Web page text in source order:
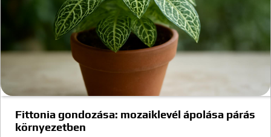
Fittonia gondozása: mozaiklevél ápolása párás
környezetben